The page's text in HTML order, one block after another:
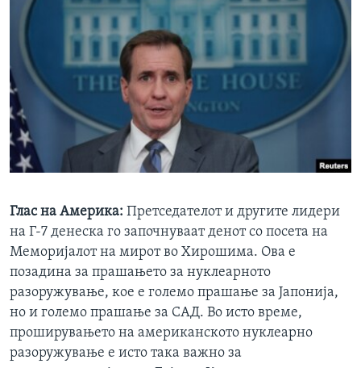
Глас на Америка: Претседателот и другите лидери
на Г-7 денеска го започнуваат денот со посета на
Меморијалот на мирот во Хирошима. Ова е
позадина за прашањето за нуклеарното
разоружување, кое е големо прашање за Јапонија,
но и големо прашање за САД. Во исто време,
проширувањето на американското нуклеарно
разоружување е исто така важно за